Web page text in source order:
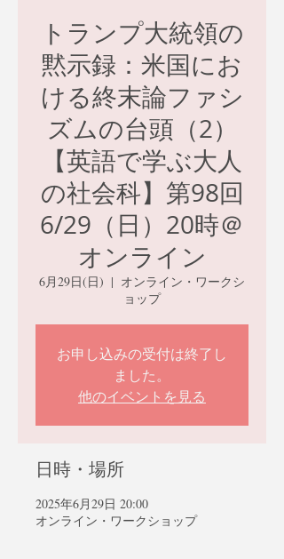
トランプ大統領の
黙示録：米国にお
ける終末論ファシ
ズムの台頭（2）
【英語で学ぶ大人
の社会科】第98回
6/29（日）20時＠
オンライン
6月29日(日)
  |
オンライン・ワークシ
ョップ
お申し込みの受付は終了し
ました。
他のイベントを見る
日時・場所
2025年6月29日 20:00
オンライン・ワークショップ